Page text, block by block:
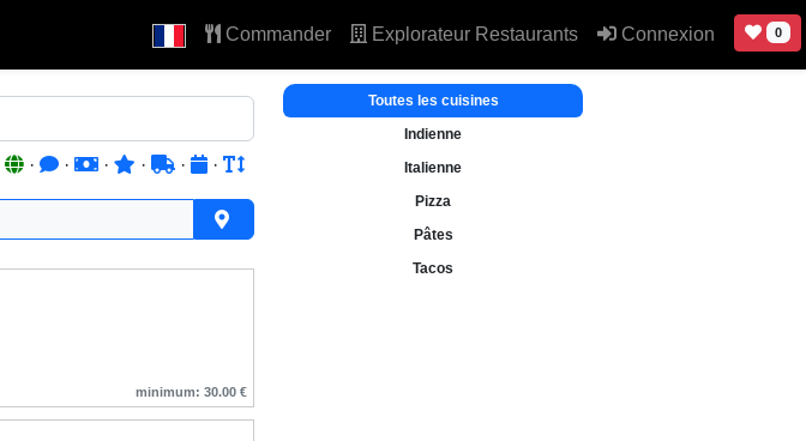
Commander Explorateur Restaurants Connexion 0
· · · · · ·
minimum: 30.00 €
Toutes les cuisines
Indienne
Italienne
Pizza
Pâtes
Tacos